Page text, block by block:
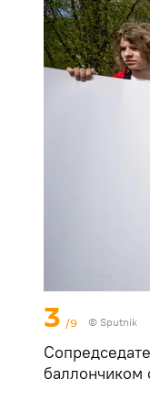
3 /9 © Sputnik
баллончиком